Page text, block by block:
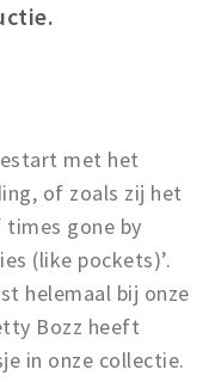
met het
of zoals zij het
gone by
(like pockets)’.
helemaal bij onze
Bozz heeft
in onze collectie.